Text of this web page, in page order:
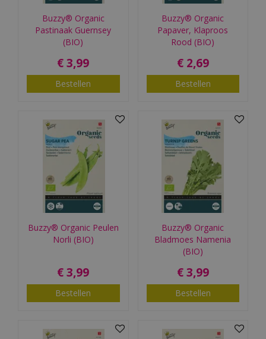
Buzzy® Organic
Pastinaak Guernsey
(BIO)
€ 3,99
Bestellen
Buzzy® Organic
Papaver, Klaproos
Rood (BIO)
€ 2,69
Bestellen
Buzzy® Organic Peulen
Norli (BIO)
€ 3,99
Bestellen
Buzzy® Organic
Bladmoes Namenia
(BIO)
€ 3,99
Bestellen